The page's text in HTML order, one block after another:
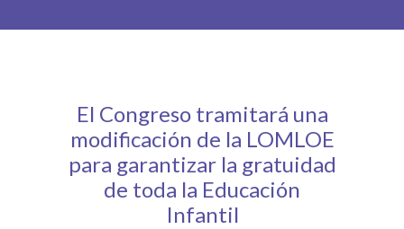
-- Patín Macarena
Matriculación
FAQs
El Congreso tramitará una
modificación de la LOMLOE
para garantizar la gratuidad
de toda la Educación
Infantil